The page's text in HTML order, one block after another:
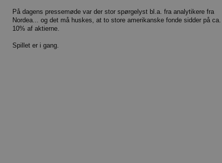
På dagens pressemøde var der stor spørgelyst bl.a. fra analytikere fra
Nordea... og det må huskes, at to store amerikanske fonde sidder på ca.
10% af aktierne.
Spillet er i gang.